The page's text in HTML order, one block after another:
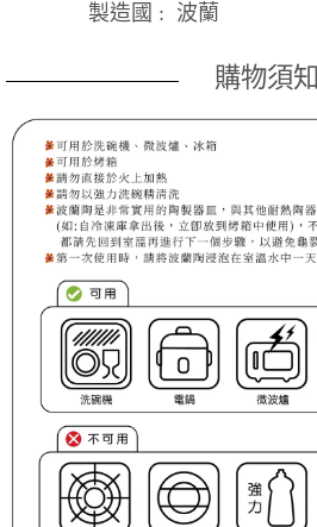
製造國 : 波蘭
購物須知